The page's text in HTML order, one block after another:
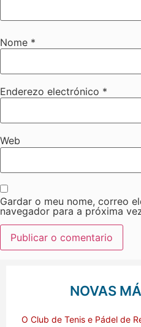
Nome *
Enderezo electrónico *
Web
Gardar o meu nome, correo
navegador para a próxima
NOVAS
O Club de Tenis e Pádel de